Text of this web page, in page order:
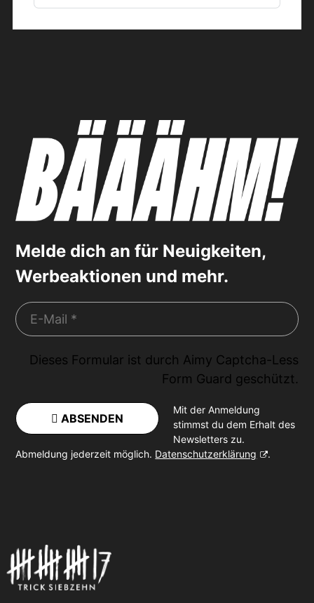
Melde dich an für Neuigkeiten,
Werbeaktionen und mehr.
Dieses Formular ist durch Aimy Captcha-Less
Form Guard geschützt.
ABSENDEN
Mit der Anmeldung
stimmst du dem Erhalt des
Newsletters zu.
Abmeldung jederzeit möglich. Datenschutzerklärung .